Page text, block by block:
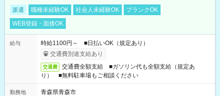
派遣 職種未経験OK 社会人未経験OK
ブランクOK
WEB登録・面接OK
給与
時給1100円～ ■日払いOK（規定あり）
交通費別途支給あり
交通費
交通費全額支給 ■ガソリン代も全額支給（規定あ
り） ■無料駐車場もご相談ください
勤務地
青森県青森市